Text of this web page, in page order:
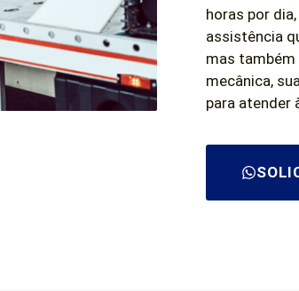
horas por
assistência
mas também
mecânica,
para atender